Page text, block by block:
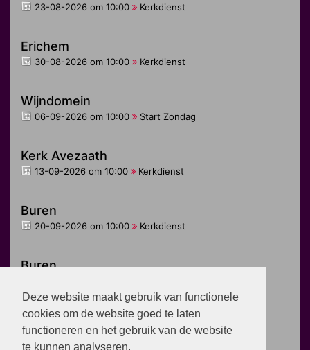
Deze website maakt gebruik van functionele
cookies om de website goed te laten
functioneren en het gebruik van de website
te kunnen analyseren.
23-08-2026 om 10:00 Kerkdienst
Erichem
30-08-2026 om 10:00 Kerkdienst
Wijndomein
06-09-2026 om 10:00 Start Zondag
Kerk Avezaath
13-09-2026 om 10:00 Kerkdienst
Buren
20-09-2026 om 10:00 Kerkdienst
Buren
Zoelen
27-09-2026 om 10:00 Kerkdienst